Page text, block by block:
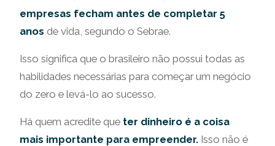
empresas fecham antes de completar 5
anos de vida, segundo o Sebrae.
Isso significa que o brasileiro não possui todas as
habilidades necessárias para começar um negócio
do zero e levá-lo ao sucesso.
Há quem acredite que ter dinheiro é a coisa
mais importante para empreender. Isso não é